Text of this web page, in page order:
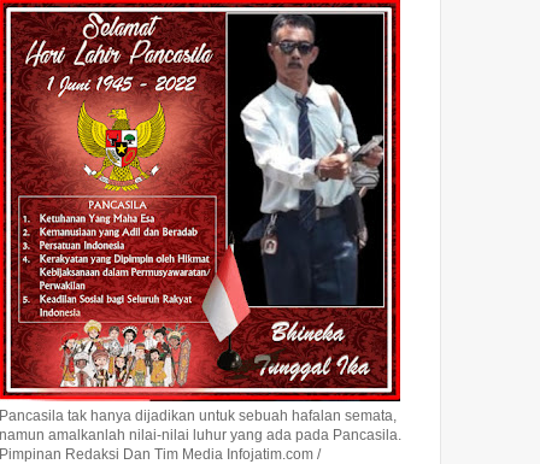
Pancasila tak hanya dijadikan untuk sebuah hafalan semata,
namun amalkanlah nilai-nilai luhur yang ada pada Pancasila.
Pimpinan Redaksi Dan Tim Media Infojatim.com /